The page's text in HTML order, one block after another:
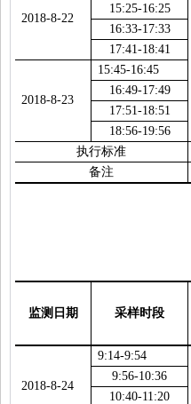
2018-8-22
15:25-16:25
16:33-17:33
17:41-18:41
2018-8-23
15:45-16:45
16:49-17:49
17:51-18:51
18:56-19:56
执行标准
备注
监测日期 采样时段
2018-8-24
9:14-9:54
9:56-10:36
10:40-11:20